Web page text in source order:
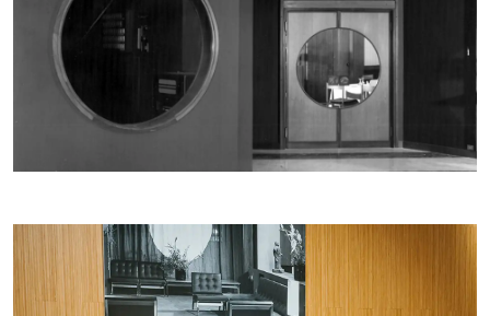
ABOUT
CONTATTI
MY SELECTION [
0]
ISCRIVITI ALLA NEWSLETTER
LANGUAGE -IT EN